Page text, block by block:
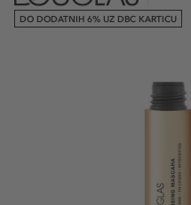
DO DODATNIH 6% UZ DBC KARTICU